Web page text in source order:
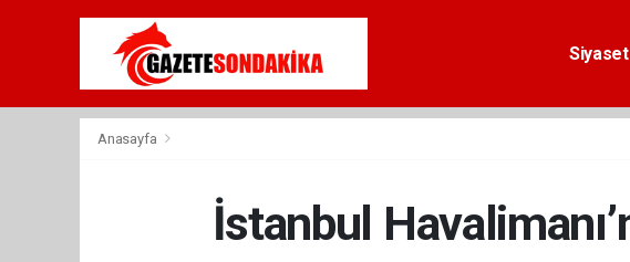
Siyaset
Anasayfa
İstanbul